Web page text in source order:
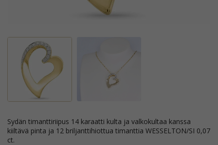
sydän timanttiriipus 14 karaatti kulta ja valkokultaa kanssa
kiiltävä pinta ja 12 briljanttihiottua timanttia WESSELTON/SI 0,07
ct.